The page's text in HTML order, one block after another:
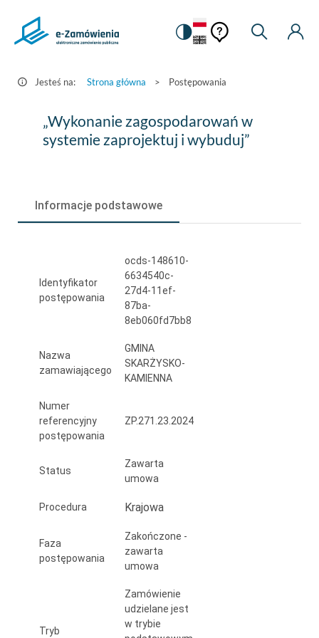
Postępowania
Zamówienia.gov.pl
Zmiana
na
kontrastową
Pomoc
kontekstowa
Pomoc
Moje
Jesteś na: Strona główna > Postępowania
„Wykonanie
zagospodarowań
zaprojektuj
„Wykonanie zagospodarowań w
systemie zaprojektuj i wybuduj”
Informacje podstawowe
Identyfikator
postępowania
ocds-148610-
6634540c-
27d4-11ef-
87ba-
8eb060fd7bb8
Nazwa
zamawiającego
GMINA
SKARŻYSKO-
KAMIENNA
Numer
referencyjny
postępowania
ZP.271.23.2024
Status
Zawarta
umowa
Procedura Krajowa
Faza
postępowania
Zakończone -
zawarta
umowa
Tryb
Zamówienie
udzielane jest
w trybie